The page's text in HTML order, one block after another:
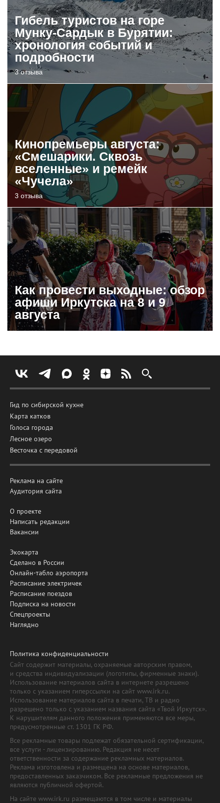
Гибель туристов на горе
Мунку-Сардык в Бурятии:
хронология событий и
подробности
3 отзыва
Кинопремьеры августа:
«Смешарики. Сквозь
вселенные» и ремейк
«Чучела»
3 отзыва
Как провести выходные: обзор
афиши Иркутска на 8 и 9
августа
Гид по сибирской кухне
Карта катков
Голоса города
Лесное озеро
Весточка с передовой
Реклама на сайте
Аудитория сайта
О проекте
Написать редакции
Вакансии
Экокарта
Сделано в России
Онлайн-табло аэропорта
Расписание электричек
Расписание поездов
Подписка на новости
Спецпроекты
Наглядно
Политика конфиденциальности
Сайт содержит материалы, охраняемые авторским правом,
и средства индивидуализации (логотипы, фирменные знаки).
Использование материалов сайта в интернете разрешено
только с указанием гиперссылки на сайт www.irk.ru.
Использование материалов сайта в печати, ТВ и радио
разрешено только с указанием названия сайта «Твой Иркутск».
К нарушителям данного положения применяются все меры,
предусмотренные ст. 1301 ГК РФ.
Все рекламные товары подлежат обязательной сертификации,
все услуги - лицензированию. Редакция не несет
ответственности за содержание рекламных материалов.
Реклама изготовлена и размещена на основе материалов,
предоставленных заказчиком. Все рекламные предложения не
являются публичной офертой.
На сайте www.irk.ru размещаются в том числе и материалы